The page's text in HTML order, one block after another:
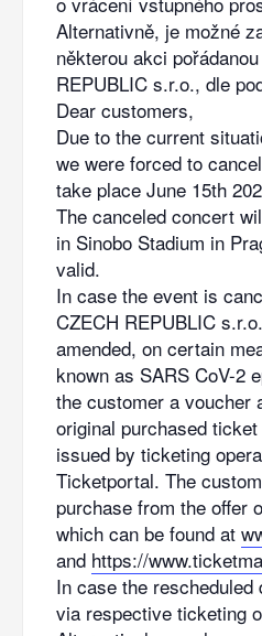
Alternativně, je možné
některou akci
REPUBLIC s.r.o., dle
Dear customers,
Due to the current
we were forced to
take place June 15th
The canceled concert
in Sinobo Stadium in
valid.
In case the event is
CZECH REPUBLIC
amended, on certain
known as SARS CoV-2
the customer a voucher
original purchased
issued by ticketing
Ticketportal. The
purchase from the offer
which can be found at
and https://
In case the
via respective ticketing